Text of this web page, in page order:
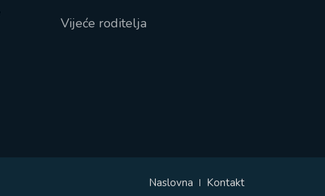
Vijeće roditelja
Naslovna Kontakt